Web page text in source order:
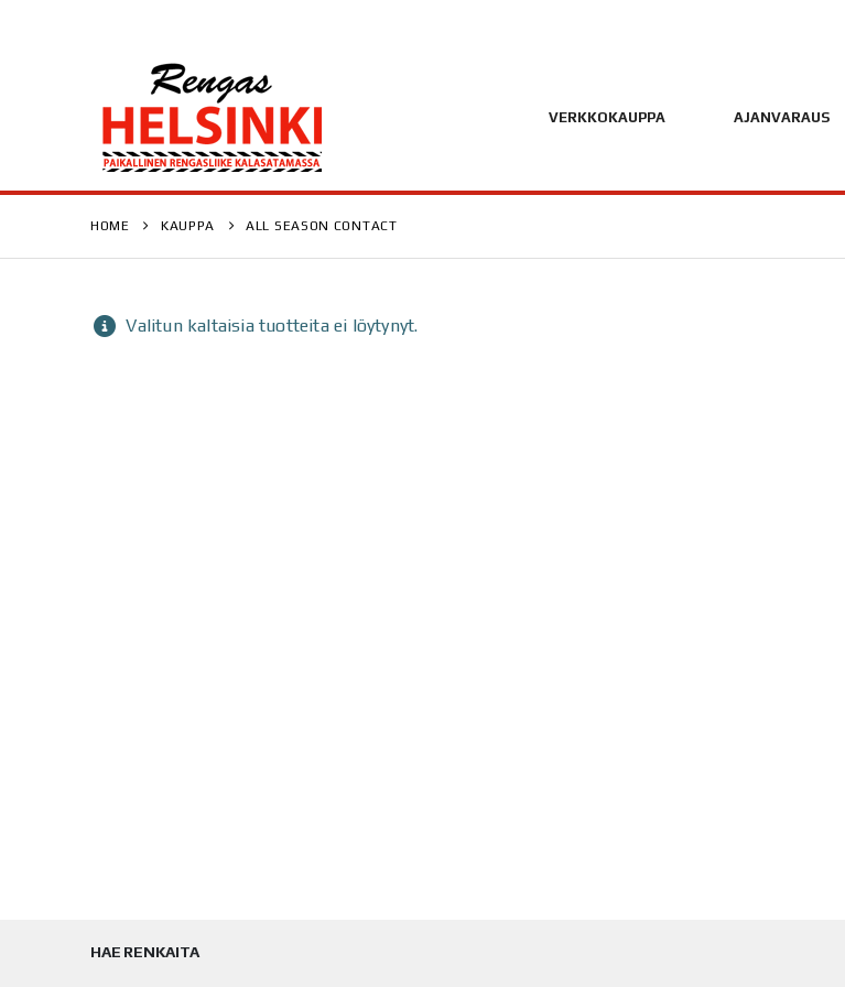
VERKKOKAUPPA AJANVARAUS
HOME KAUPPA ALL SEASON CONTACT
Valitun kaltaisia tuotteita ei löytynyt.
HAE RENKAITA